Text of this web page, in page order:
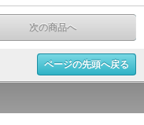
次の商品へ
ページの先頭へ戻る